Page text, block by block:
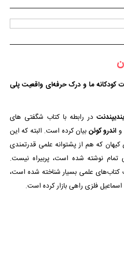
ما و درک حرفه‌ای واقعیت پلی
در رابطه با کتاب شگفتی‌ های
و اندرو کوئن بیان کرده است. البته که این
که هم از پشتوانه علمی قدرتمندی
تمام نوشته شده است، پربیراه نیست.
کتاب‌های علمی بسیار شناخته شده است،
فلزی راهی بازار کرده است.